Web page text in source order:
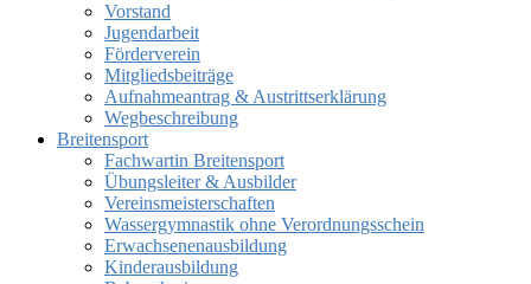
Vorstand
Jugendarbeit
Förderverein
Mitgliedsbeiträge
Aufnahmeantrag & Austrittserklärung
Wegbeschreibung
Breitensport
Fachwartin Breitensport
Übungsleiter & Ausbilder
Vereinsmeisterschaften
Wassergymnastik ohne Verordnungsschein
Erwachsenenausbildung
Kinderausbildung